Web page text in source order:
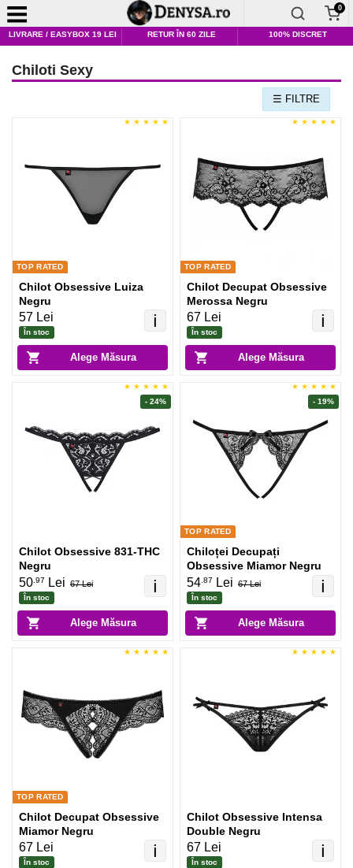
0
LIVRARE / EASYBOX 19 LEI RETUR ÎN 60 ZILE 100% DISCRET
Chiloti Sexy
☰ FILTRE
TOP RATED
Alege Măsura
ℹ️
Chilot Obsessive Luiza
Negru
57 Lei
În stoc
TOP RATED
Alege Măsura
ℹ️
Chilot Decupat Obsessive
Merossa Negru
67 Lei
În stoc
Alege Măsura
ℹ️
Chilot Obsessive 831-THC
Negru
50 .97 Lei 67 Lei
În stoc
- 24%
TOP RATED
Alege Măsura
ℹ️
Chiloței Decupați
Obsessive Miamor Negru
54 .87 Lei 67 Lei
În stoc
- 19%
TOP RATED
ℹ️
Chilot Decupat Obsessive
Miamor Negru
67 Lei
În stoc
ℹ️
Chilot Obsessive Intensa
Double Negru
67 Lei
În stoc